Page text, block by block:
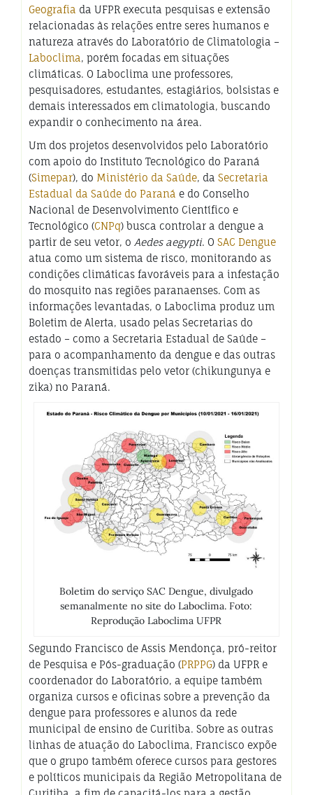
Geografia da UFPR executa pesquisas e extensão
relacionadas às relações entre seres humanos e
natureza através do Laboratório de Climatologia –
Laboclima, porém focadas em situações
climáticas. O Laboclima une professores,
pesquisadores, estudantes, estagiários, bolsistas e
demais interessados em climatologia, buscando
expandir o conhecimento na área.
Um dos projetos desenvolvidos pelo Laboratório
com apoio do Instituto Tecnológico do Paraná
(Simepar), do Ministério da Saúde, da Secretaria
Estadual da Saúde do Paraná e do Conselho
Nacional de Desenvolvimento Científico e
Tecnológico (CNPq) busca controlar a dengue a
partir de seu vetor, o Aedes aegypti. O SAC Dengue
atua como um sistema de risco, monitorando as
condições climáticas favoráveis para a infestação
do mosquito nas regiões paranaenses. Com as
informações levantadas, o Laboclima produz um
Boletim de Alerta, usado pelas Secretarias do
estado – como a Secretaria Estadual de Saúde –
para o acompanhamento da dengue e das outras
doenças transmitidas pelo vetor (chikungunya e
zika) no Paraná.
Boletim do serviço SAC Dengue, divulgado
semanalmente no site do Laboclima. Foto:
Reprodução Laboclima UFPR
Segundo Francisco de Assis Mendonça, pró-reitor
de Pesquisa e Pós-graduação (PRPPG) da UFPR e
coordenador do Laboratório, a equipe também
organiza cursos e oficinas sobre a prevenção da
dengue para professores e alunos da rede
municipal de ensino de Curitiba. Sobre as outras
linhas de atuação do Laboclima, Francisco expõe
que o grupo também oferece cursos para gestores
e políticos municipais da Região Metropolitana de